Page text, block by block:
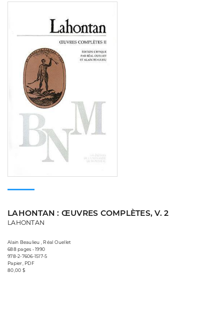
LAHONTAN : ŒUVRES COMPLÈTES, V. 2
LAHONTAN
Alain Beaulieu , Réal Ouellet
688 pages • 1990
978-2-7606-1517-5
Papier, PDF
80,00 $